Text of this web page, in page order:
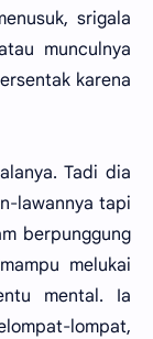
srigala
munculnya
karena
Tadi dia
lawannya tapi
berpunggung
melukai
mental. Ia
lompat,